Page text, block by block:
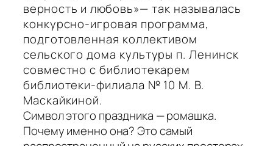
верность и любовь»— так называлась
конкурсно-игровая программа,
подготовленная коллективом
сельского дома культуры п. Ленинск
совместно с библиотекарем
библиотеки-филиала № 10 М. В.
Маскайкиной.
Символ этого праздника — ромашка.
Почему именно она? Это самый